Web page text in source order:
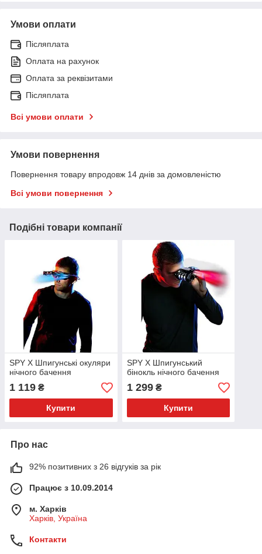
Умови оплати
Післяплата
Оплата на рахунок
Оплата за реквізитами
Післяплата
Всі умови оплати
Умови повернення
Повернення товару впродовж 14 днів за домовленістю
Всі умови повернення
Подібні товари компанії
SPY X Шпигунські окуляри
нічного бачення
1 119 ₴
Купити
SPY X Шпигунський
бінокль нічного бачення
1 299₴
Купити
Про нас
92% позитивних з 26 відгуків за рік
Працює з 10.09.2014
м. Харків
Харків, Україна
Контакти